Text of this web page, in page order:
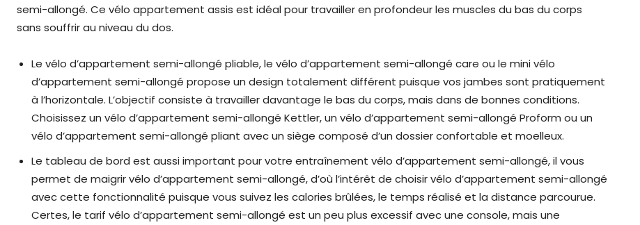
semi-allongé. Ce vélo appartement assis est idéal pour travailler en profondeur les muscles du bas du corps
sans souffrir au niveau du dos.
Le vélo d’appartement semi-allongé pliable, le vélo d’appartement semi-allongé care ou le mini vélo
d’appartement semi-allongé propose un design totalement différent puisque vos jambes sont pratiquement
à l’horizontale. L’objectif consiste à travailler davantage le bas du corps, mais dans de bonnes conditions.
Choisissez un vélo d’appartement semi-allongé Kettler, un vélo d’appartement semi-allongé Proform ou un
vélo d’appartement semi-allongé pliant avec un siège composé d’un dossier confortable et moelleux.
Le tableau de bord est aussi important pour votre entraînement vélo d’appartement semi-allongé, il vous
permet de maigrir vélo d’appartement semi-allongé, d’où l’intérêt de choisir vélo d’appartement semi-allongé
avec cette fonctionnalité puisque vous suivez les calories brûlées, le temps réalisé et la distance parcourue.
Certes, le tarif vélo d’appartement semi-allongé est un peu plus excessif avec une console, mais une